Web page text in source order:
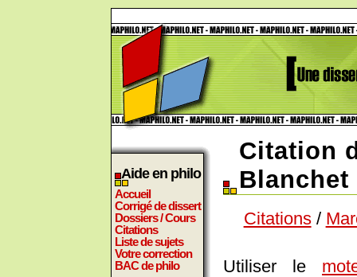
Aide en philo
Accueil
Corrigé de dissert
Dossiers / Cours
Citations
Liste de sujets
Votre correction
BAC de philo
Citation
Blanchet
Citations/
Utiliser le